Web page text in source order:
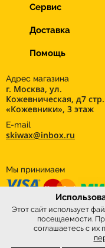
Сервис
Доставка
Помощь
Адрес магазина
г. Москва, ул.
Кожевническая, д7
«Кожевники», 3 этаж
E-mail
skiwax@inbox.ru
Мы принимаем
Этот сайт использует
посещаемости.
соглашаетесь с их